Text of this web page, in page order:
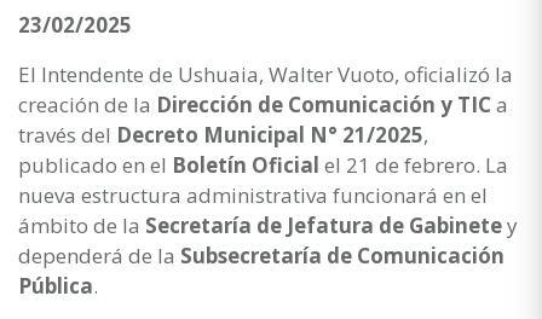
23/02/2025
El Intendente de Ushuaia, Walter Vuoto, oficializó la
creación de la Dirección de Comunicación y TICa
través del Decreto Municipal N° 21/2025,
publicado en el Boletín Oficial el 21 de febrero. La
nueva estructura administrativa funcionará en el
ámbito de la Secretaría de Jefatura de Gabinetey
dependerá de la Subsecretaría de Comunicación
Pública.